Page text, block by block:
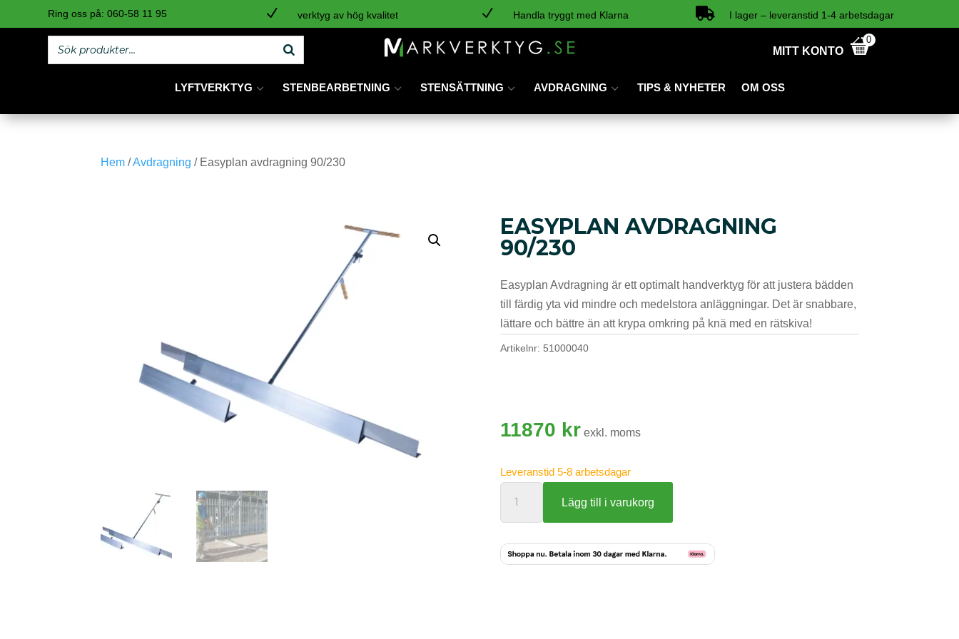
Ring oss på:060-58 11 95 N verktyg av hög kvalitet N Handla tryggt med Klarna  I lager – leveranstid 1-4 arbetsdagar
MITT KONTO
0
LYFTVERKTYG STENBEARBETNING STENSÄTTNING AVDRAGNING TIPS & NYHETER OM OSS
Hem /Avdragning / Easyplan avdragning 90/230
EASYPLAN AVDRAGNING
90/230
Easyplan Avdragning är ett optimalt handverktyg för att justera bädden
till färdig yta vid mindre och medelstora anläggningar. Det är snabbare,
lättare och bättre än att krypa omkring på knä med en rätskiva!
Artikelnr: 51000040
11870 kr exkl. moms
Leveranstid 5-8 arbetsdagar
mängd
Lägg till i varukorg